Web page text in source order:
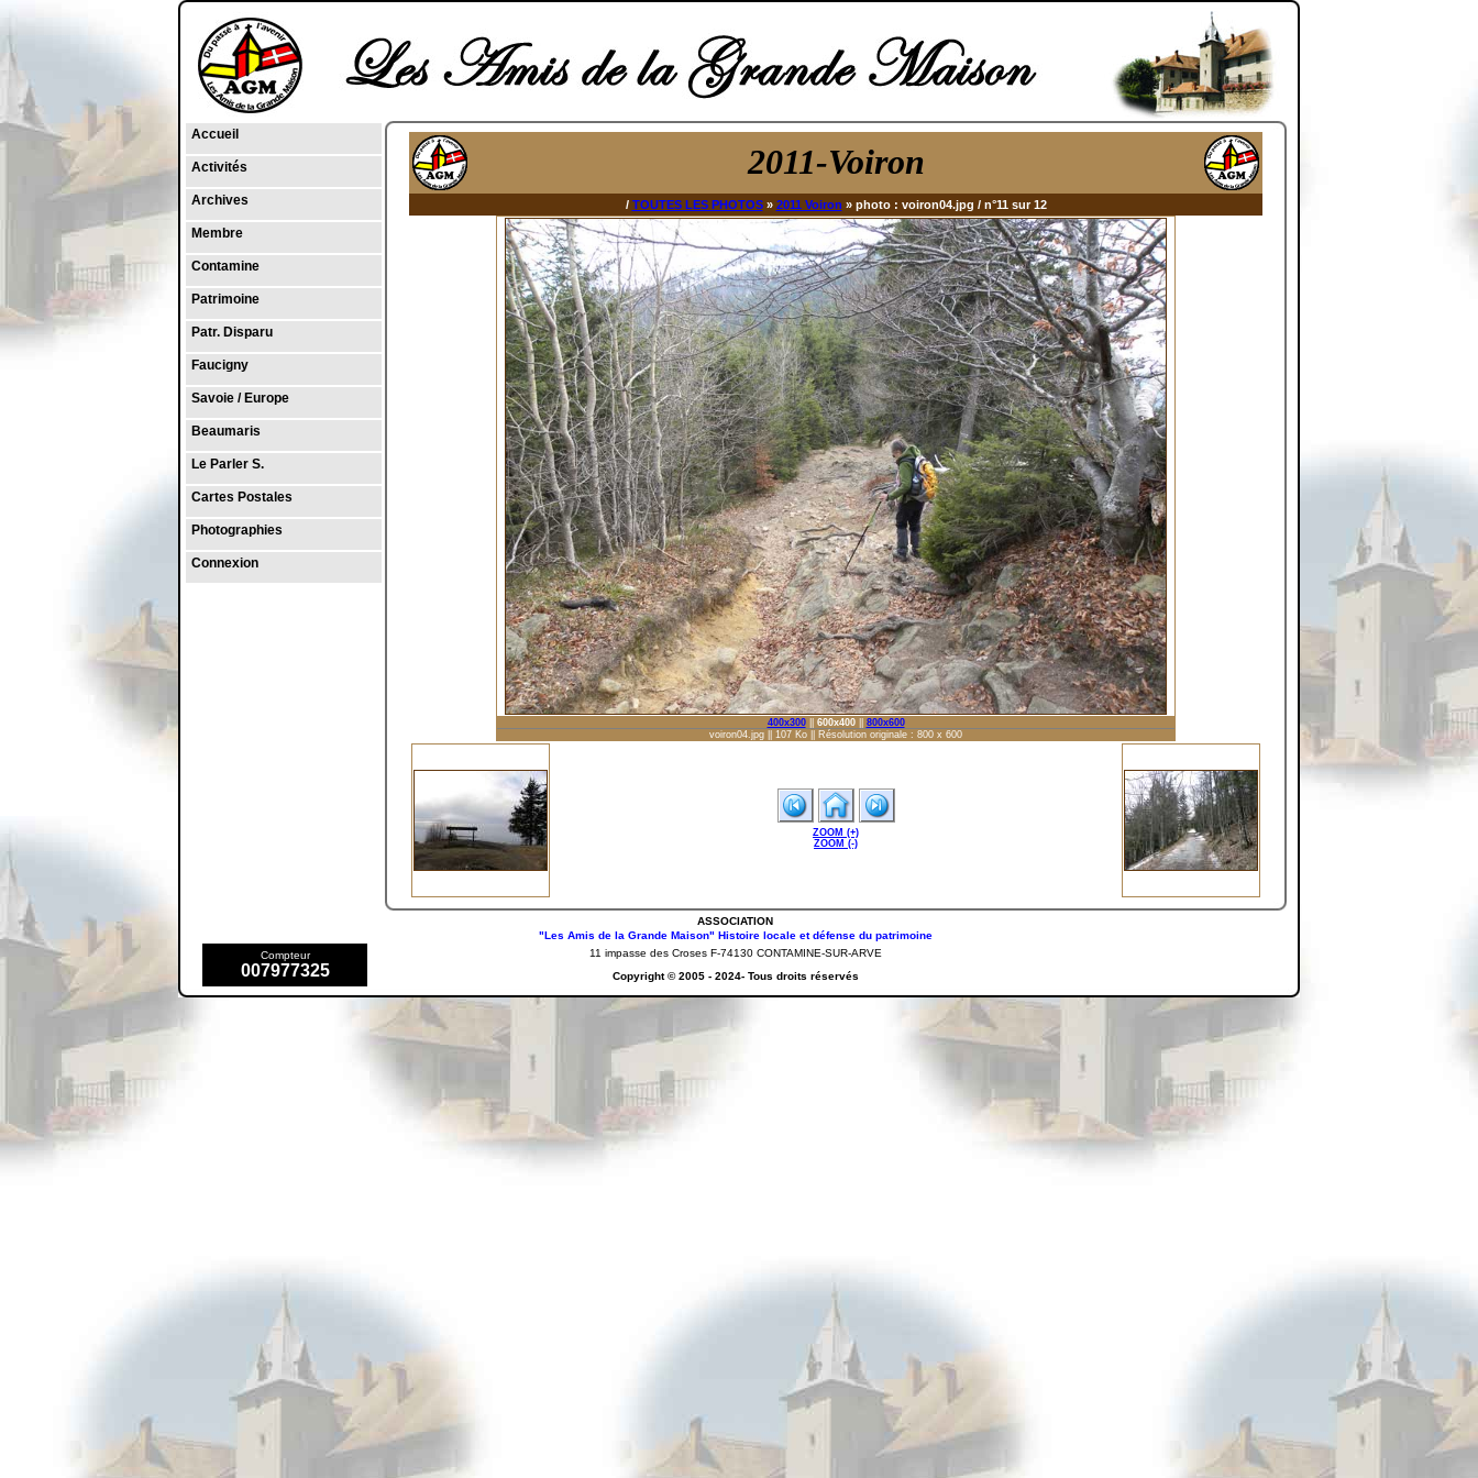
Accueil
Activités
Archives
Membre
Contamine
Patrimoine
Patr. Disparu
Faucigny
Savoie / Europe
Beaumaris
Le Parler S.
Cartes Postales
Photographies
Connexion
2011-Voiron
/ TOUTES LES PHOTOS» 2011 Voiron » photo : voiron04.jpg / n°11 sur 12
400x300|| 600x400|| 800x600
voiron04.jpg || 107 Ko || Résolution originale : 800 x 600
ZOOM (+)
ZOOM (-)
ASSOCIATION
"Les Amis de la Grande Maison" Histoire locale et défense du patrimoine
Compteur
007977325
11 impasse des Croses F-74130 CONTAMINE-SUR-ARVE
Copyright © 2005 - 2024- Tous droits réservés